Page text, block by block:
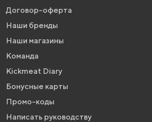
Договор-оферта
Наши бренды
Наши магазины
Команда
Kickmeat Diary
Бонусные карты
Промо-коды
Написать руководству